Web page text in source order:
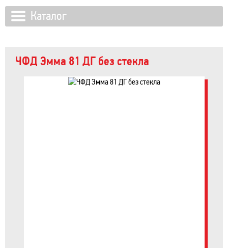
ЧФД Эмма 81 ДГ без стекла